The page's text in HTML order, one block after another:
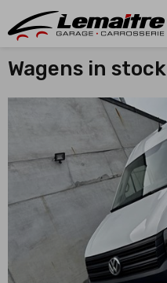
Wagens in stock